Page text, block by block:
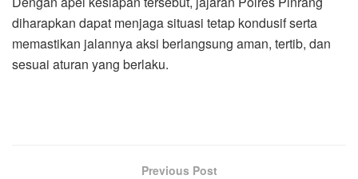
diharapkan dapat menjaga situasi tetap kondusif serta
memastikan jalannya aksi berlangsung aman, tertib, dan
sesuai aturan yang berlaku.
Previous Post